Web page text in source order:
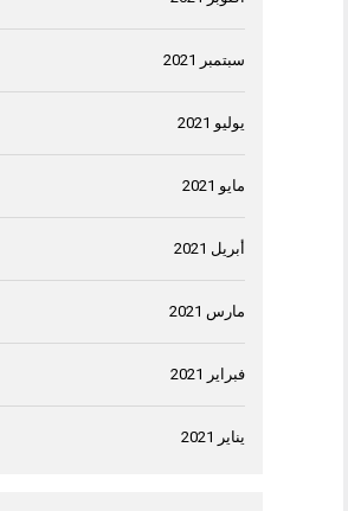
سبتمبر 2021
يوليو 2021
مايو 2021
أبريل 2021
مارس 2021
فبراير 2021
يناير 2021